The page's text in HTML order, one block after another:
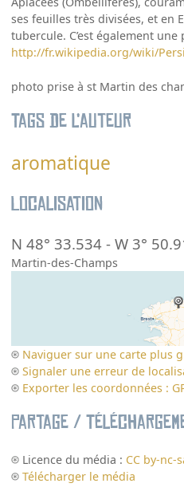
ses feuilles très divisées, et en
tubercule. C’est également
http://fr.wikipedia.org/wiki/
photo prise à st Martin des
Tags de l’auteur
aromatique
Localisation
N 48° 33.534 -W 3°
Martin-des-Champs
Naviguer sur une carte plus
Signaler une erreur de
Exporter les coordonnées :
Partage /
Licence du média : CC by-nc-
Télécharger le média